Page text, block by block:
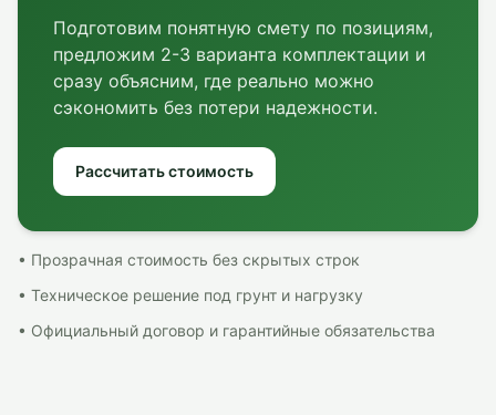
Подготовим понятную смету по позициям,
предложим 2-3 варианта комплектации и
сразу объясним, где реально можно
сэкономить без потери надежности.
Рассчитать стоимость
• Прозрачная стоимость без скрытых строк
• Техническое решение под грунт и нагрузку
• Официальный договор и гарантийные обязательства